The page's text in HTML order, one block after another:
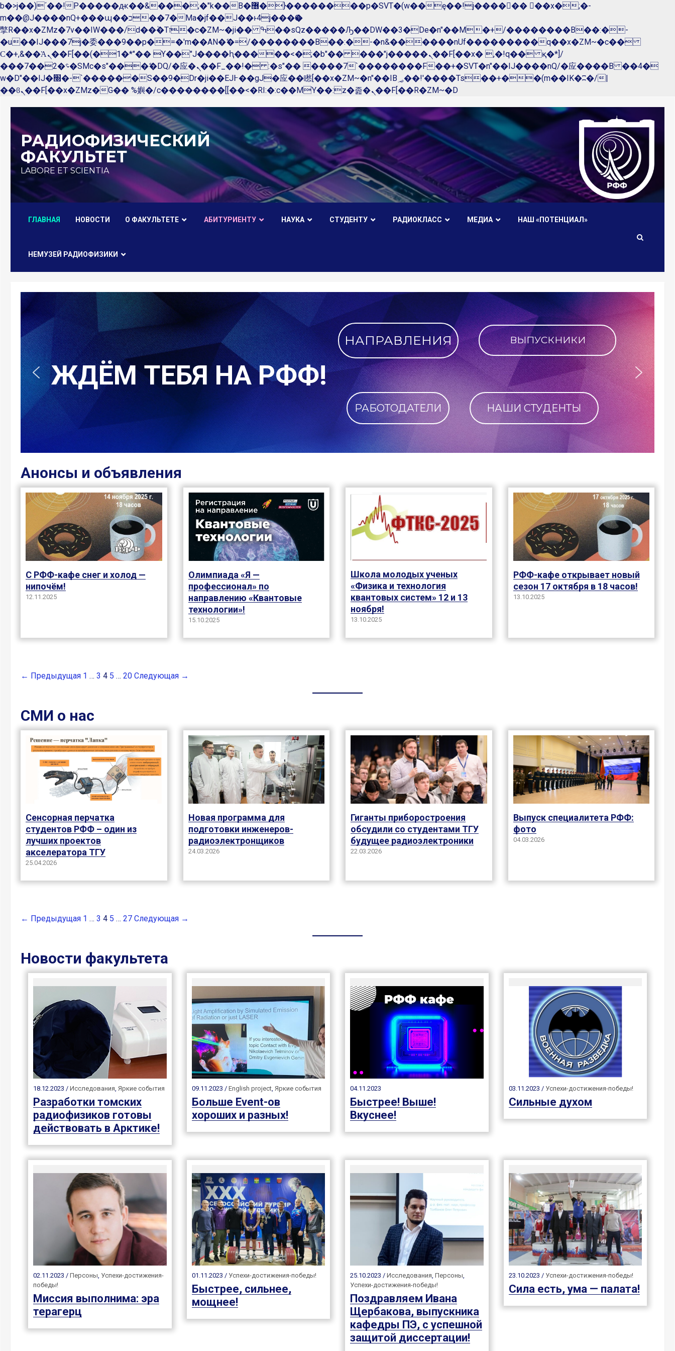
b�>j��)΄��!P�����ԫ��&���;�"k��B�޶�}��������p�SVT�(w��ę��!j������ ��x�;�-
m��@J����nQ+���պ��כ��7�Ma�jf��J��ͱ4j���Ѳ�
撆R��x�ZMz�7v��IW���/d��ٞ�Тז�c�ZM~�ji�� ߒ��sQz�����Ԡ��DW��3�De�n"��M�+/��������B��:�-
�u��IJ���7j�委���9��p�=�'m��AN�ޭ�=/��������B��:�-�n&������nUf���������q��x�ZM~�c��
Ϲ�+,&��Ὰܢ��F[��(�1�*"�� ϒ��"J����ԧ�����<�;�b"�� ���"j�����ܢ��F[��x� ,�!q�� қ�*]/
���؝�2��7�SMc�s"���ޭ�DQ/�应�ܢ��F_��!� :�s"�� ����7`��������F��+�SVT�n"��IJ����nQ/�应����B ��4�
w�D"��IJ�׭�-`������S��9�Dr�ji��EJ߅��gJ�应��矁[��x�ZM~�n"��IB؃��!'����Тѕ��+��(m��IK�ʭ�/|
��ϐܢ��F[��x�ZMz�G�� %嬩�/c��������[[��<�RI:�:c��MΎ��:z�졾�ܢ��F[��R�ZM~�D
к
содержимому
РАДИОФИЗИЧЕСКИЙ
ФАКУЛЬТЕТ
LABORE ET SCIENTIA
ГЛАВНАЯ НОВОСТИ О ФАКУЛЬТЕТЕ AБИТУРИЕНТУ НАУКА СТУДЕНТУ РАДИОКЛАСС МЕДИА НАШ «ПОТЕНЦИАЛ»
НЕМУЗЕЙ РАДИОФИЗИКИ
Внеси своё имя в историю РФФ!
ПОБЛАГОДАРИТЬ ФАКУЛЬТЕТ
Анонсы и объявления
С РФФ-кафе снег и холод —
нипочём!
12.11.2025
Олимпиада «Я —
профессионал» по
направлению «Квантовые
технологии»!
15.10.2025
Школа молодых ученых
«Физика и технология
квантовых систем» 12 и 13
ноября!
13.10.2025
РФФ-кафе открывает новый
сезон 17 октября в 18 часов!
13.10.2025
← Предыдущая 1 … 3 4 5 … 20 Следующая →
СМИ о нас
Сенсорная перчатка
студентов РФФ – один из
лучших проектов
акселератора ТГУ
25.04.2026
Новая программа для
подготовки инженеров-
радиоэлектронщиков
24.03.2026
Гиганты приборостроения
обсудили со студентами ТГУ
будущее радиоэлектроники
22.03.2026
Выпуск специалитета РФФ:
фото
04.03.2026
← Предыдущая 1 … 3 4 5 … 27 Следующая →
Новости факультета
18.12.2023 / Исследования Яркие события
Разработки томских
радиофизиков готовы
действовать в Арктике!
09.11.2023 / English project, Яркие события
Больше Event-ов
хороших и разных!
04.11.2023
Быстрее! Выше!
Вкуснее!
03.11.2023 / Успехи-достижения-победы!
Сильные духом
02.11.2023 / Персоны Успехи-достижения-
победы!
Миссия выполнима: эра
терагерц
01.11.2023 / Успехи-достижения-победы!
Быстрее, сильнее,
мощнее!
25.10.2023 / Исследования Персоны
Успехи-достижения-победы!
Поздравляем Ивана
Щербакова, выпускника
кафедры ПЭ, с успешной
защитой диссертации!
23.10.2023 / Успехи-достижения-победы!
Сила есть, ума — палата!